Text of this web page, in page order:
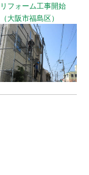
リフォーム工事開始
（大阪市福島区）